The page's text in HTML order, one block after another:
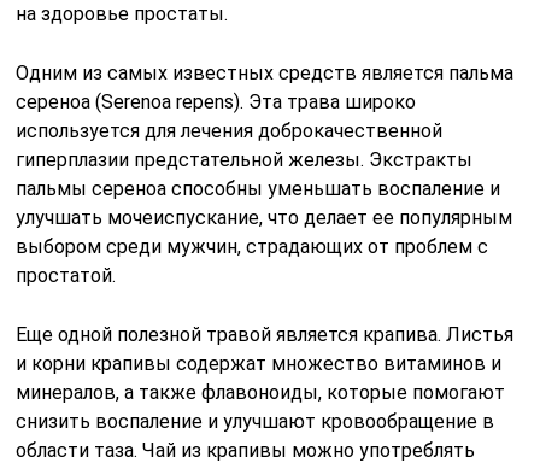
на здоровье простаты.
Одним из самых известных средств является пальма
сереноа (Serenoa repens). Эта трава широко
используется для лечения доброкачественной
гиперплазии предстательной железы. Экстракты
пальмы сереноа способны уменьшать воспаление и
улучшать мочеиспускание, что делает ее популярным
выбором среди мужчин, страдающих от проблем с
простатой.
Еще одной полезной травой является крапива. Листья
и корни крапивы содержат множество витаминов и
минералов, а также флавоноиды, которые помогают
снизить воспаление и улучшают кровообращение в
области таза. Чай из крапивы можно употреблять